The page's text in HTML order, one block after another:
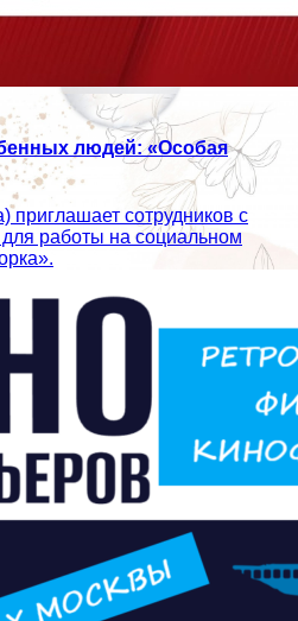
людей: «Особая
сотрудников с
работы на социальном